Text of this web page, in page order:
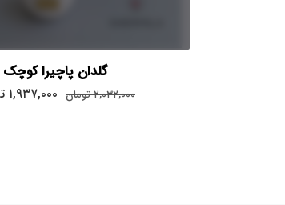
گلدان پاچیرا کوچک
۲,۰۳۲,۰۰۰ تومان ۱,۹۳۷,۰۰۰